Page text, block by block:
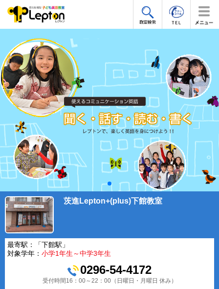
茨進Lepton+(plus)下館教室
最寄駅：「下館駅」
対象学年： 小学1年生～中学3年生
0296-54-4172
受付時間16：00～22：00（日曜日・月曜日 休み）